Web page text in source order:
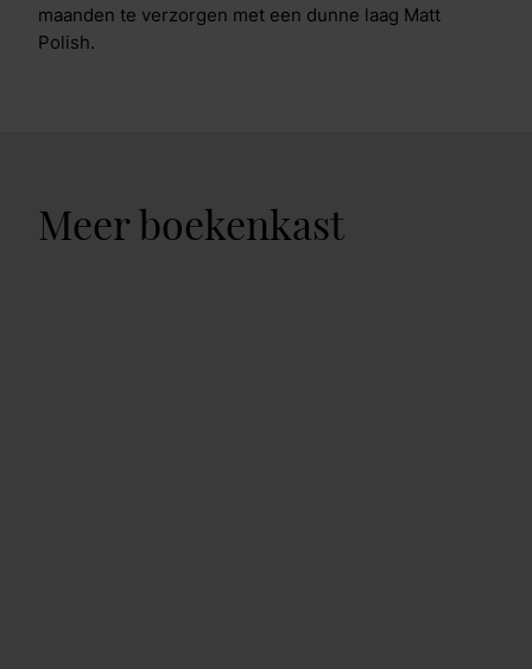
maanden te verzorgen met een dunne laag Matt
Polish.
Meer boekenkast